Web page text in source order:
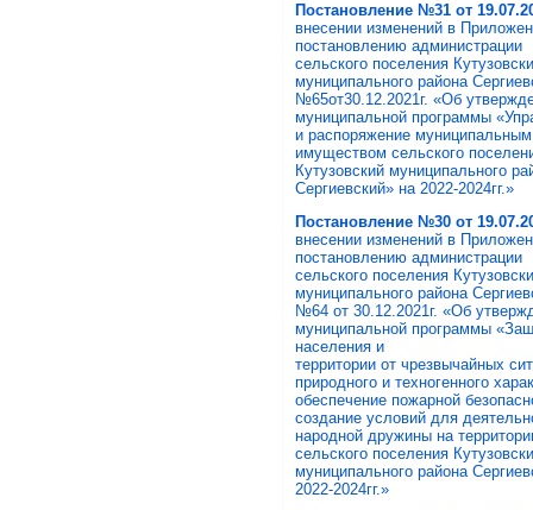
Постановление №31 от
внесении изменений в
постановлению администрации
сельского поселения
муниципального района
№65от30.12.2021г. «Об
муниципальной программы
и распоряжение муниципальным
имуществом сельского
Кутузовский муниципального
Сергиевский» на 2022-2024гг.»
Постановление №30 от
внесении изменений в
постановлению администрации
сельского поселения
муниципального района
№64 от 30.12.2021г. «Об
муниципальной программы
населения и
территории от чрезвычайных
природного и техногенного
обеспечение пожарной
создание условий для
народной дружины на
сельского поселения
муниципального района
2022-2024гг.»